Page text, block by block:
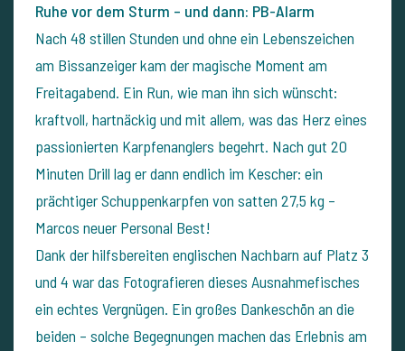
Ruhe vor dem Sturm – und dann: PB-Alarm
Nach 48 stillen Stunden und ohne ein Lebenszeichen
am Bissanzeiger kam der magische Moment am
Freitagabend. Ein Run, wie man ihn sich wünscht:
kraftvoll, hartnäckig und mit allem, was das Herz eines
passionierten Karpfenanglers begehrt. Nach gut 20
Minuten Drill lag er dann endlich im Kescher: ein
prächtiger Schuppenkarpfen von satten 27,5 kg –
Marcos neuer Personal Best!
Dank der hilfsbereiten englischen Nachbarn auf Platz 3
und 4 war das Fotografieren dieses Ausnahmefisches
ein echtes Vergnügen. Ein großes Dankeschön an die
beiden – solche Begegnungen machen das Erlebnis am